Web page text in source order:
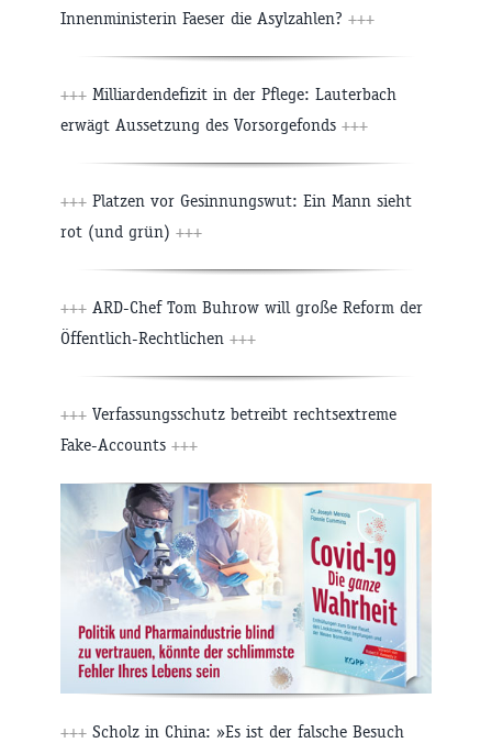
Innenministerin Faeser die Asylzahlen? +++
+++ Milliardendefizit in der Pflege: Lauterbach
erwägt Aussetzung des Vorsorgefonds +++
+++ Platzen vor Gesinnungswut: Ein Mann sieht
rot (und grün) +++
+++ ARD-Chef Tom Buhrow will große Reform der
Öffentlich-Rechtlichen +++
+++ Verfassungsschutz betreibt rechtsextreme
Fake-Accounts +++
+++ Scholz in China: »Es ist der falsche Besuch